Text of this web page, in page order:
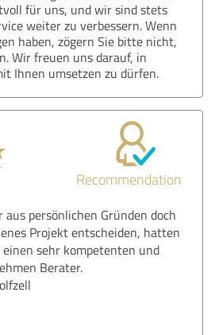
für uns, und wir sind stets
weiter zu verbessern. Wenn
haben, zögern Sie bitte nicht,
Wir freuen uns darauf, in
Ihnen umsetzen zu dürfen.
Recommendation
persönlichen Gründen doch
Projekt entscheiden, hatten
sehr kompetenten und
Berater.